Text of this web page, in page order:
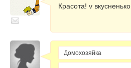
Красота! v вкусненько